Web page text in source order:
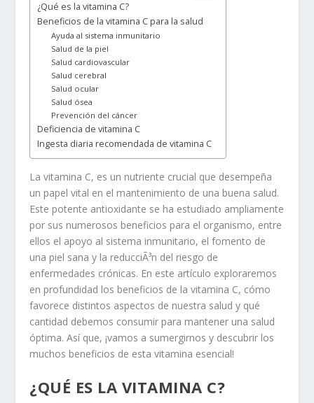
¿Qué es la vitamina C?
Beneficios de la vitamina C para la salud
Ayuda al sistema inmunitario
Salud de la piel
Salud cardiovascular
Salud cerebral
Salud ocular
Salud ósea
Prevención del cáncer
Deficiencia de vitamina C
Ingesta diaria recomendada de vitamina C
La vitamina C, es un nutriente crucial que desempeña
un papel vital en el mantenimiento de una buena salud.
Este potente antioxidante se ha estudiado ampliamente
por sus numerosos beneficios para el organismo, entre
ellos el apoyo al sistema inmunitario, el fomento de
una piel sana y la reducciÃ³n del riesgo de
enfermedades crónicas. En este artículo exploraremos
en profundidad los beneficios de la vitamina C, cómo
favorece distintos aspectos de nuestra salud y qué
cantidad debemos consumir para mantener una salud
óptima. Así que, ¡vamos a sumergirnos y descubrir los
muchos beneficios de esta vitamina esencial!
¿QUÉ ES LA VITAMINA C?